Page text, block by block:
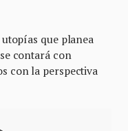
que planea
contará con
con la perspectiva